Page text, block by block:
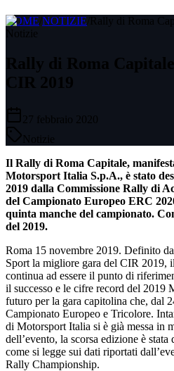
HOME NOTIZIE Rally di Roma
Notizie
Rally di Roma
CIR 2019
27 febbraio 2020
Notizie
Il Rally di Roma Capitale,
Motorsport Italia S.p.A., è stato
2019 dalla Commissione Rally di
del Campionato Europeo ERC
quinta manche del campionato.
del 2019.
Roma 15 novembre 2019. Definito
Sport la migliore gara del CIR 2019,
continua ad essere il punto di
il successo e le cifre record del 2019
futuro per la gara capitolina che, dal
Campionato Europeo e Tricolore.
di Motorsport Italia si è già messa in
dell’evento, la scorsa edizione è
come si legge sui dati riportati
Rally Championship.